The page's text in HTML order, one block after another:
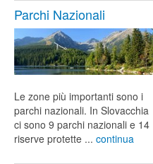
Parchi Nazionali
Le zone più importanti sono i
parchi nazionali. In Slovacchia
ci sono 9 parchi nazionali e 14
riserve protette ... continua